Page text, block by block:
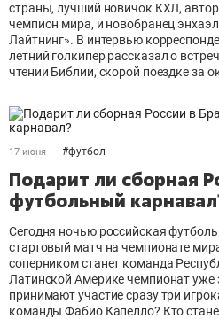
страны, лучший новичок КХЛ, автор
чемпион мира, и новобранец
Лайтнинг». В интервью
летний голкипер рассказал о
чтении Библии, скорой поездке за
17 июня #футбол
Подарит ли сборная
футбольный
Сегодня ночью российская
стартовый матч на чемпионате
соперником станет команда
Латинской Америке чемпионат уже
принимают участие сразу три
команды Фабио Капелло? Кто